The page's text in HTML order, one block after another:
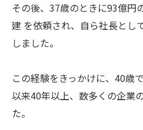
その後、37歳のときに93億円
建 を依頼され、自ら社長とし
しました。
この経験をきっかけに、40歳で
以来40年以上、数多くの企業
た。